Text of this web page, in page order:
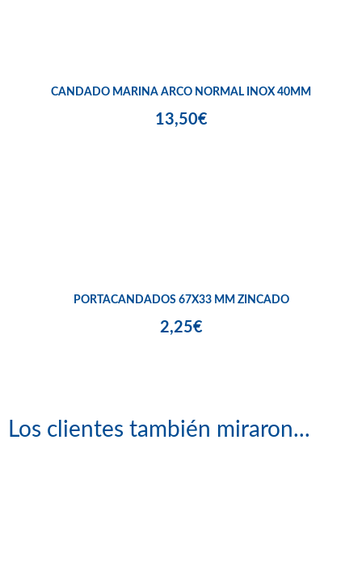
CANDADO MARINA ARCO NORMAL INOX 40MM
13,50€
PORTACANDADOS 67X33 MM ZINCADO
2,25€
Los clientes también miraron...